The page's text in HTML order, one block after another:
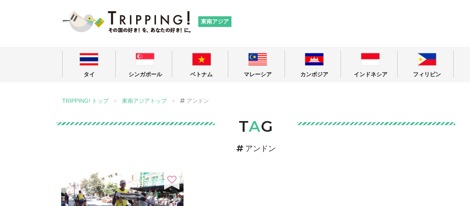
東南アジア
タイ シンガポール ベトナム マレーシア カンボジア インドネシア フィリピン
TRIPPING! トップ 東南アジアトップ アンドン
TAG
アンドン